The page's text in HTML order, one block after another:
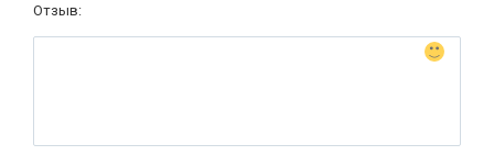
Отзыв: